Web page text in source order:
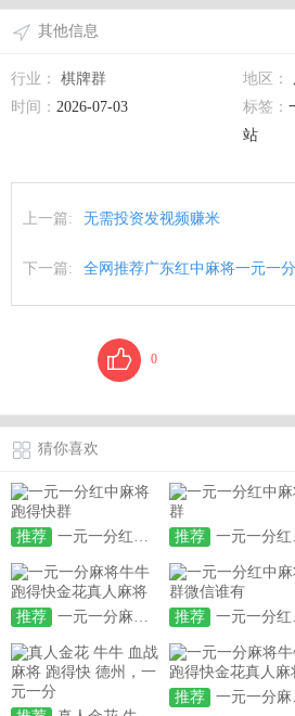
其他信息
行业： 棋牌群 地区：
时间： 2026-07-03 标签：
站
上一篇: 无需投资发视频赚米
下一篇: 全网推荐广东红中麻将一元一分
0
猜你喜欢
推荐 一元一分红中麻将跑得快群 推荐 一元一分红中麻将群
推荐 一元一分麻将牛牛跑得快金花真人麻将 推荐 一元一分红中麻将群微信谁有
推荐 一元一分麻将牛牛跑得快金花真人麻将